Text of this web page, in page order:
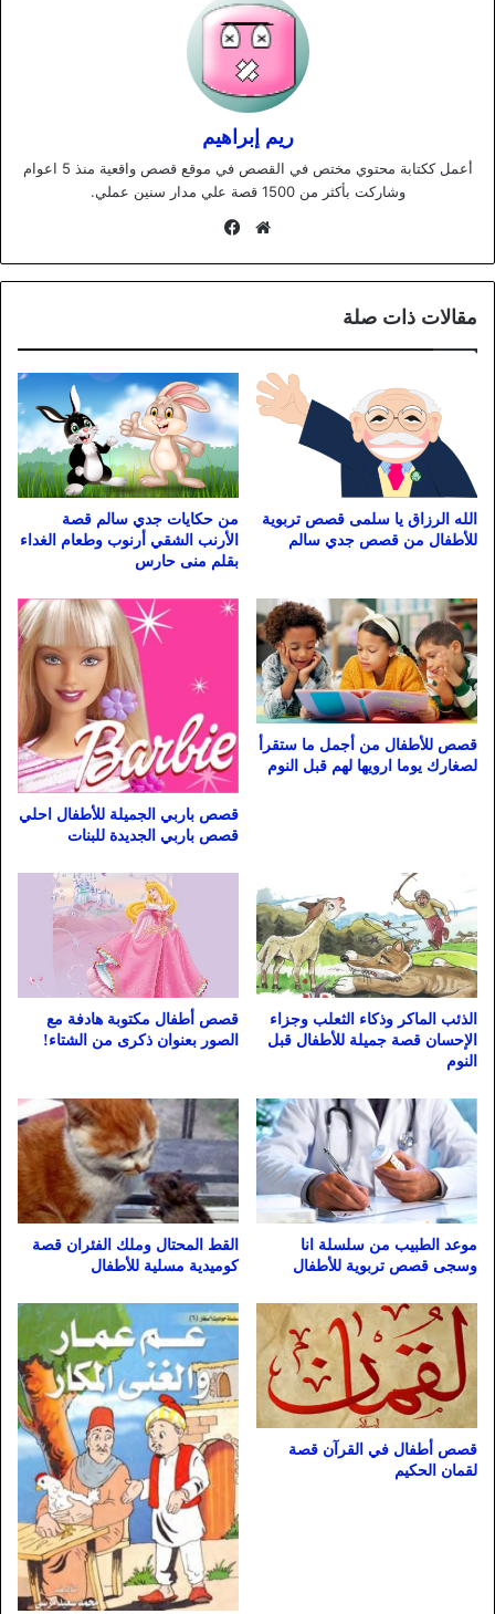
ريم إبراهيم
أعمل ككتابة محتوي مختص في القصص في موقع قصص واقعية منذ 5 اعوام
وشاركت بأكثر من 1500 قصة علي مدار سنين عملي.
موقع
مقالات ذات صلة
الله الرزاق يا سلمى قصص تربوية
للأطفال من قصص جدي سالم
من حكايات جدي سالم قصة
الأرنب الشقي أرنوب وطعام الغداء
بقلم منى حارس
قصص للأطفال من أجمل ما ستقرأ
لصغارك يوما ارويها لهم قبل النوم
قصص باربي الجميلة للأطفال احلي
قصص باربي الجديدة للبنات
الذئب الماكر وذكاء الثعلب وجزاء
الإحسان قصة جميلة للأطفال قبل
النوم
قصص أطفال مكتوبة هادفة مع
الصور بعنوان ذكرى من الشتاء!
موعد الطبيب من سلسلة انا
وسجى قصص تربوية للأطفال
القط المحتال وملك الفئران قصة
كوميدية مسلية للأطفال
قصص أطفال في القرآن قصة
لقمان الحكيم